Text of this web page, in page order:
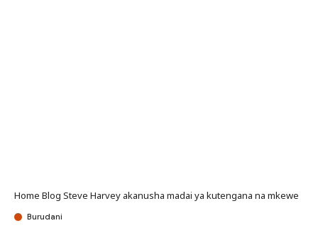
Home Blog Steve Harvey akanusha madai ya kutengana na mkewe
Burudani